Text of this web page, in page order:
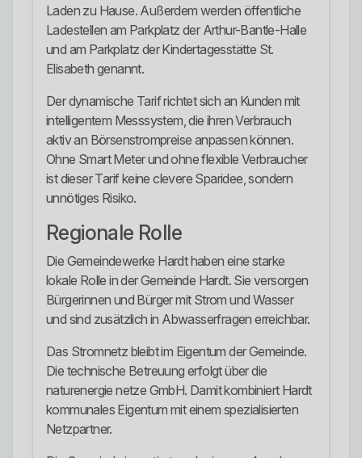
Laden zu Hause. Außerdem werden öffentliche
Ladestellen am Parkplatz der Arthur-Bantle-Halle
und am Parkplatz der Kindertagesstätte St.
Elisabeth genannt.
Der dynamische Tarif richtet sich an Kunden mit
intelligentem Messsystem, die ihren Verbrauch
aktiv an Börsenstrompreise anpassen können.
Ohne Smart Meter und ohne flexible Verbraucher
ist dieser Tarif keine clevere Sparidee, sondern
unnötiges Risiko.
Regionale Rolle
Die Gemeindewerke Hardt haben eine starke
lokale Rolle in der Gemeinde Hardt. Sie versorgen
Bürgerinnen und Bürger mit Strom und Wasser
und sind zusätzlich in Abwasserfragen erreichbar.
Das Stromnetz bleibt im Eigentum der Gemeinde.
Die technische Betreuung erfolgt über die
naturenergie netze GmbH. Damit kombiniert Hardt
kommunales Eigentum mit einem spezialisierten
Netzpartner.